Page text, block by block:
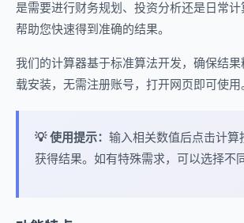
是需要进行财务规划、投资分析还是日常
帮助您快速得到准确的结果。
我们的计算器基于标准算法开发，确保结
载安装，无需注册账号，打开网页即可使用
💡 使用提示： 输入相关数值后点击计算
获得结果。如有特殊需求，可以选择不